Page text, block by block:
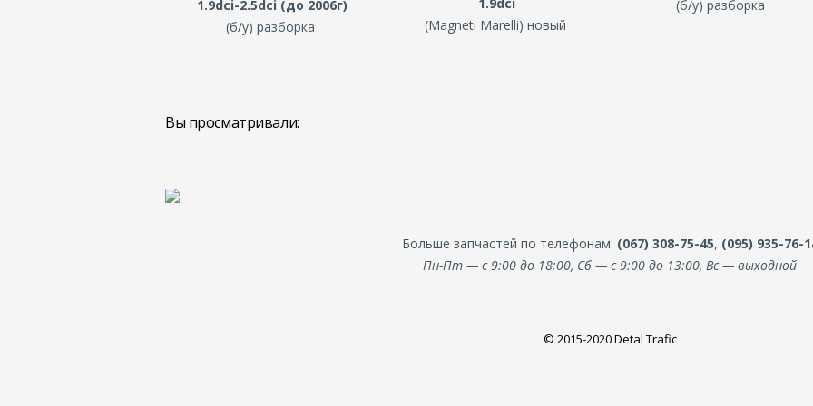
1.9dci-2.5dci (до 2006г)
(б/у) разборка
(Magneti Marelli) новый
(б/у) разборка
Вы просматривали:
Больше запчастей по телефонам: (067) 308-75-45, (095) 935-76-
Пн-Пт — с 9:00 до 18:00, Сб — с 9:00 до 13:00, Вс — выходной
© 2015-2020 Detal Trafic